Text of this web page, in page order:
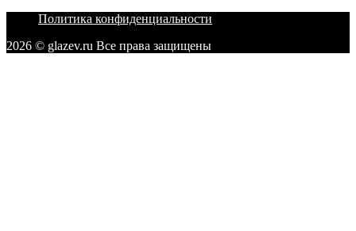
Политика конфиденциальности
2026 © glazev.ru Все права защищены